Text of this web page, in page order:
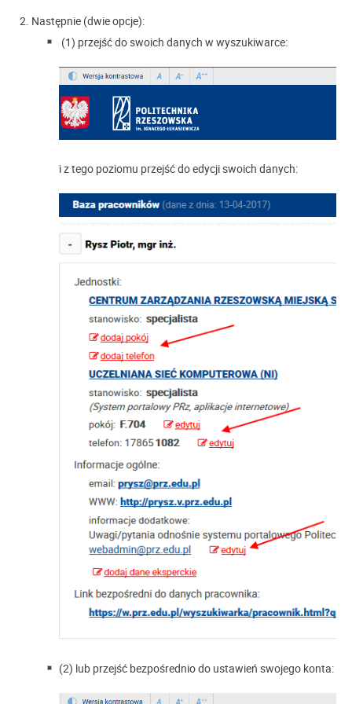
Następnie (dwie opcje):
(1) przejść do swoich danych w wyszukiwarce:
i z tego poziomu przejść do edycji swoich danych:
(2) lub przejść bezpośrednio do ustawień swojego konta: